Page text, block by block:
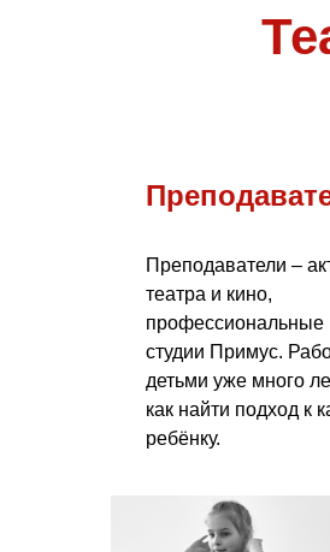
Преподаватели –
театра и кино,
профессиональные
студии Примус.
детьми уже много
как найти подход к
ребёнку.